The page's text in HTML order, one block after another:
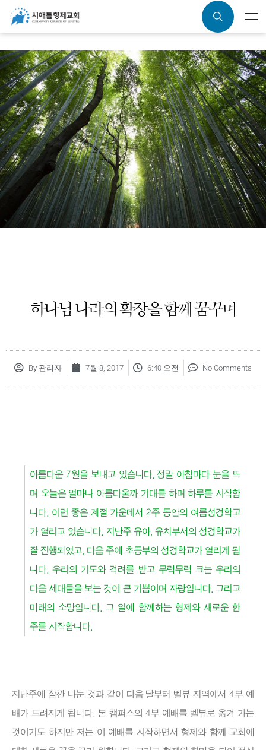
하나님 나라의 확장을 함께 꿈꾸며
By 관리자 7월 8, 2017 6:40 오전 No Comments
아름다운 7월을 보내고 있습니다. 정말 아침마다 눈을 뜨
며 오늘은 얼마나 아름다울까 기대를 하며 하루를 시작합
니다. 이런 좋은 계절 가운데서 2주 동안의 여름성경학교
가 열리고 있습니다. 지난주 유아, 유치부서의 성경학교가
잘 진행되었고, 다음 주에 초등부의 성경학교가 열리게 됩
니다. 우리의 기도와 격려를 받고 무럭무럭 크는 우리의
다음 세대들을 보는 것이 큰 기쁨이며 자랑입니다. 그리고
미래의 소망입니다. 그 일에 함께하는 형제와 새로운 한
주를 시작합니다.
지난주에 잠깐 나눈 것과 같이 다음 달부터 벨뷰 지역에서 4부 예
배가 드려지게 됩니다. 본 캠퍼스의 4부 예배를 벨뷰로 옮겨 가는
것이기도 하지만 저는 이 예배를 시작하면서 형제와 함께 교회에